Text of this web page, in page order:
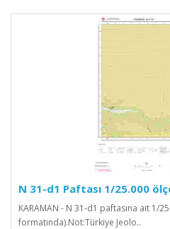
N 31-d1 Paftası 1/25.000
KARAMAN - N 31-d1 paftasına ait 1/
formatında).Not:Türkiye Jeolo..